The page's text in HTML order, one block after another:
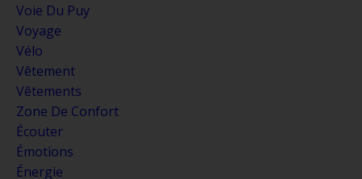
Voie Du Puy
Voyage
Vélo
Vêtement
Vêtements
Zone De Confort
Écouter
Émotions
Énergie